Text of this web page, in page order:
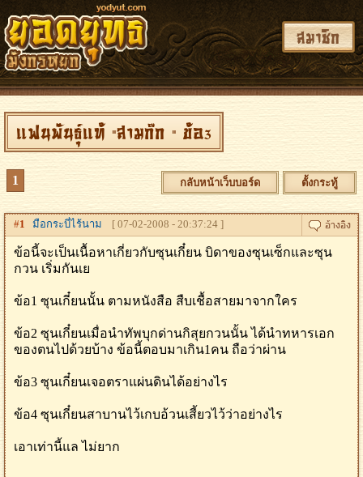
สมาชิก
แฟนพันธุ์แท้ "สามก๊ก " ข้อ3
1 กลับหน้าเว็บบอร์ด ตั้งกระทู้
#1 มือกระบี่ไร้นาม [ 07-02-2008 - 20:37:24 ]
ข้อนี้จะเป็นเนื้อหาเกี่ยวกับซุนเกี๋ยน บิดาของซุนเซ็กและซุน
กวน เริ่มกันเย
ข้อ1 ซุนเกี๋ยนนั้น ตามหนังสือ สืบเชื้อสายมาจากใคร
ข้อ2 ซุนเกี๋ยนเมื่อนำทัพบุกด่านกิสุยกวนนั้น ได้นำทหารเอก
ของตนไปด้วยบ้าง ข้อนี้ตอบมาเกิน1คน ถือว่าผ่าน
ข้อ3 ซุนเกี๋ยนเจอตราแผ่นดินได้อย่างไร
ข้อ4 ซุนเกี๋ยนสาบานไว้เกบอ้วนเสี้ยวไว้ว่าอย่างไร
เอาเท่านี้แล ไม่ยาก